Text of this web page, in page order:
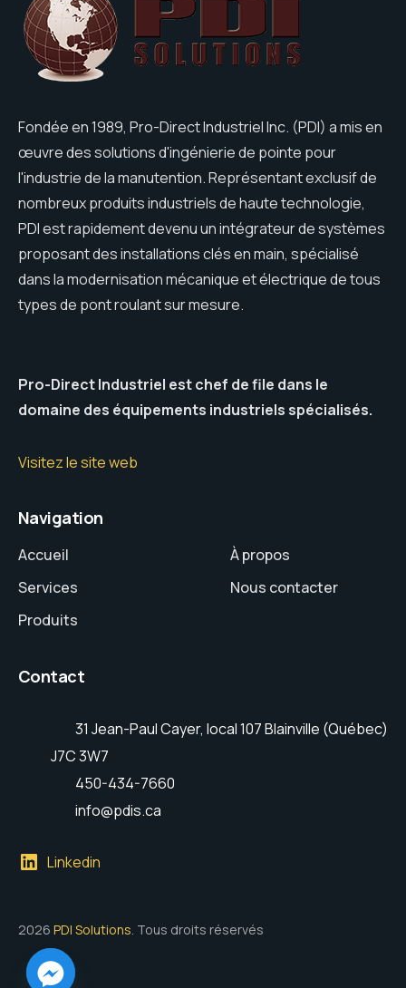
Fondée en 1989, Pro-Direct Industriel Inc. (PDI) a mis en
œuvre des solutions d'ingénierie de pointe pour
l'industrie de la manutention. Représentant exclusif de
nombreux produits industriels de haute technologie,
PDI est rapidement devenu un intégrateur de systèmes
proposant des installations clés en main, spécialisé
dans la modernisation mécanique et électrique de tous
types de pont roulant sur mesure.
Pro-Direct Industriel est chef de file dans le
domaine des équipements industriels spécialisés.
Visitez le site web
Navigation
Accueil
Services
Produits
À propos
Nous contacter
Contact
31 Jean-Paul Cayer, local 107 Blainville (Québec)
J7C 3W7
450-434-7660
info@pdis.ca
Linkedin
2026 PDI Solutions . Tous droits réservés